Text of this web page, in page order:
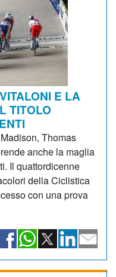
E LA
TITOLO
Thomas
anche la maglia
Il quattordicenne
della Ciclistica
con una prova